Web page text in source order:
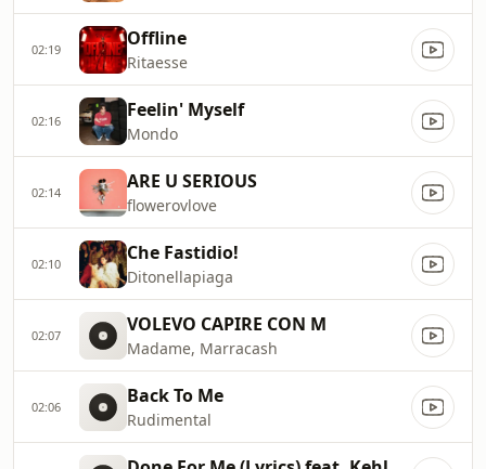
02:19 Offline
Ritaesse
02:16 Feelin' Myself
Mondo
02:14 ARE U SERIOUS
flowerovlove
02:10 Che Fastidio!
Ditonellapiaga
02:07 VOLEVO CAPIRE CON M
Madame, Marracash
02:06 Back To Me
Rudimental